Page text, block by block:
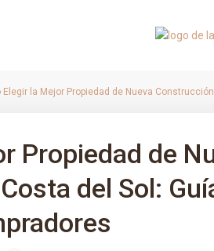
Elegir la Mejor Propiedad de Nueva
Propiedad de
del Sol: